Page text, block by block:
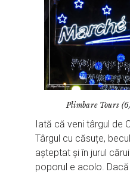
Plimbare Tours
Iată că veni târgul de
Târgul cu căsuțe,
așteptat și în jurul
poporul e acolo.